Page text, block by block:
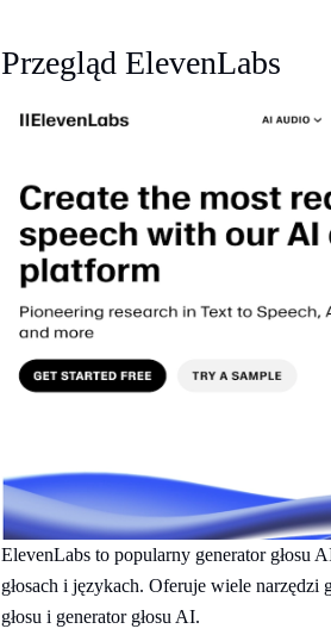
Przegląd ElevenLabs
ElevenLabs to popularny generator głosu
głosach i językach. Oferuje wiele narzędzi
głosu i generator głosu AI.